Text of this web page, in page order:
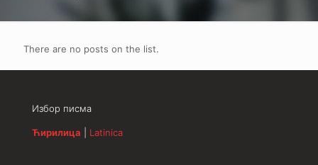
There are no posts on the list.
Избор писма
Ћирилица Latinica